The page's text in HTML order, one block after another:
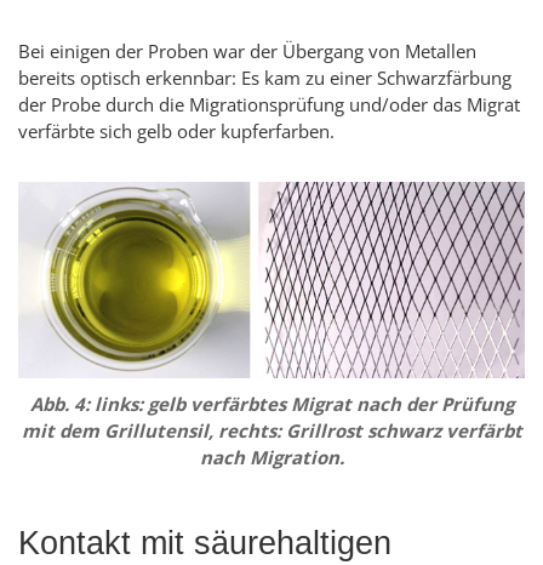
Bei einigen der Proben war der Übergang von Metallen
bereits optisch erkennbar: Es kam zu einer Schwarzfärbung
der Probe durch die Migrationsprüfung und/oder das Migrat
verfärbte sich gelb oder kupferfarben.
Abb. 4: links: gelb verfärbtes Migrat nach der Prüfung
mit dem Grillutensil, rechts: Grillrost schwarz verfärbt
nach Migration.
Kontakt mit säurehaltigen